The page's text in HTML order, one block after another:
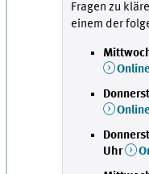
Fragen zu
einem der
Uhr